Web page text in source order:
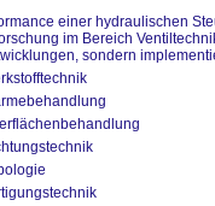
einer hydraulischen
im Bereich
sondern